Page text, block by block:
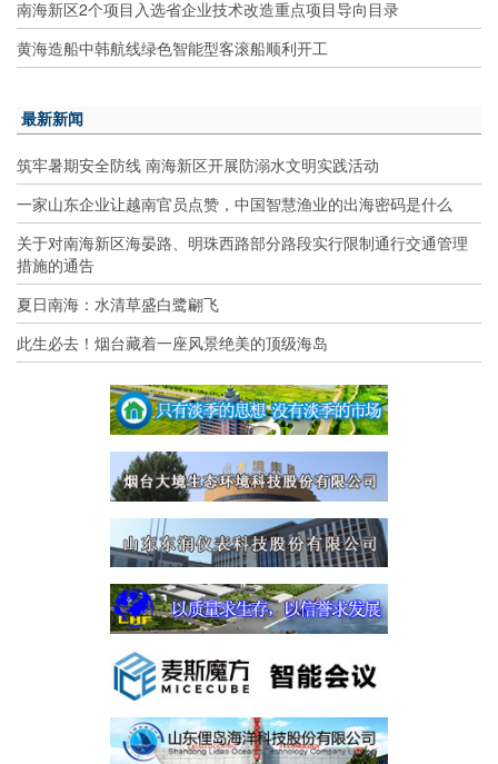
南海新区2个项目入选省企业技术改造重点项目导向目录
黄海造船中韩航线绿色智能型客滚船顺利开工
最新新闻
筑牢暑期安全防线 南海新区开展防溺水文明实践活动
一家山东企业让越南官员点赞，中国智慧渔业的出海密码是什么
关于对南海新区海晏路、明珠西路部分路段实行限制通行交通管理
措施的通告
夏日南海：水清草盛白鹭翩飞
此生必去！烟台藏着一座风景绝美的顶级海岛